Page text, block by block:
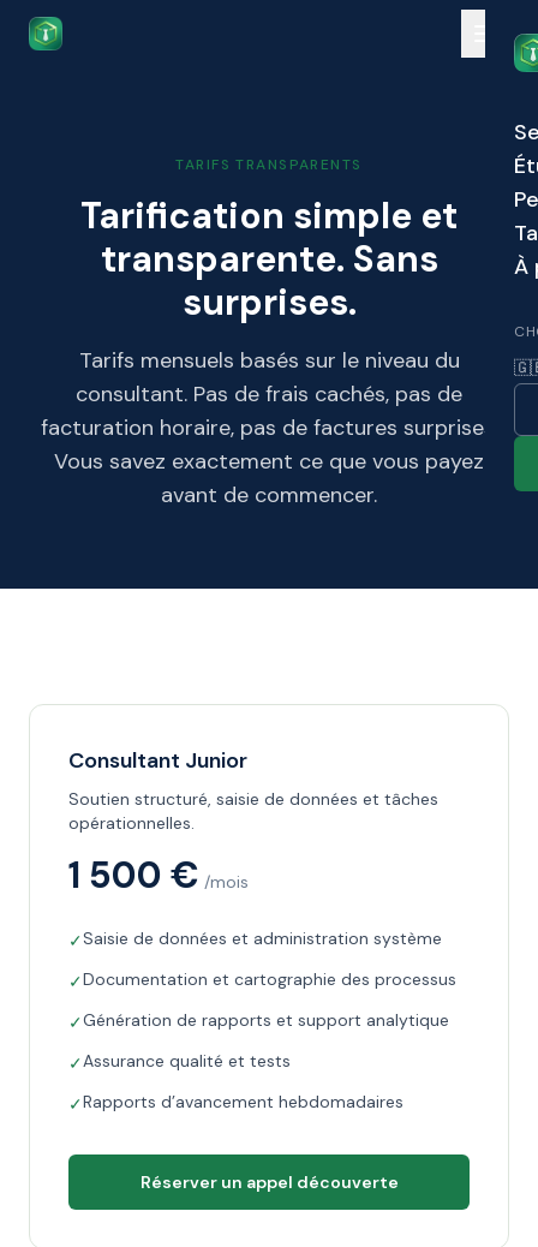
Skip to main content
À
TARIFS TRANSPARENTS
Tarification simple et
transparente. Sans
surprises.
Tarifs mensuels basés sur le niveau du
consultant. Pas de frais cachés, pas de
facturation horaire, pas de factures surprises.
Vous savez exactement ce que vous payez
avant de commencer.
Consultant Junior
Soutien structuré, saisie de données et tâches
opérationnelles.
1 500 € /mois
✓Saisie de données et administration système
✓Documentation et cartographie des processus
✓Génération de rapports et support analytique
✓Assurance qualité et tests
✓Rapports d’avancement hebdomadaires
Réserver un appel découverte